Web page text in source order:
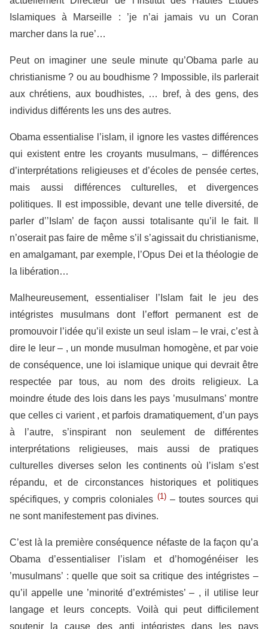
Islamiques à Marseille : ’je n’ai jamais vu un Coran
marcher dans la rue’…
Peut on imaginer une seule minute qu’Obama parle au
christianisme ? ou au boudhisme ? Impossible, ils parlerait
aux chrétiens, aux boudhistes, … bref, à des gens, des
individus différents les uns des autres.
Obama essentialise l’islam, il ignore les vastes différences
qui existent entre les croyants musulmans, – différences
d’interprétations religieuses et d’écoles de pensée certes,
mais aussi différences culturelles, et divergences
politiques. Il est impossible, devant une telle diversité, de
parler d’’Islam’ de façon aussi totalisante qu’il le fait. Il
n’oserait pas faire de même s’il s’agissait du christianisme,
en amalgamant, par exemple, l’Opus Dei et la théologie de
la libération…
Malheureusement, essentialiser l’Islam fait le jeu des
intégristes musulmans dont l’effort permanent est de
promouvoir l’idée qu’il existe un seul islam – le vrai, c’est à
dire le leur – , un monde musulman homogène, et par voie
de conséquence, une loi islamique unique qui devrait être
respectée par tous, au nom des droits religieux. La
moindre étude des lois dans les pays ’musulmans’ montre
que celles ci varient , et parfois dramatiquement, d’un pays
à l’autre, s’inspirant non seulement de différentes
interprétations religieuses, mais aussi de pratiques
culturelles diverses selon les continents où l’islam s’est
répandu, et de circonstances historiques et politiques
spécifiques, y compris coloniales (1)– toutes sources qui
ne sont manifestement pas divines.
C’est là la première conséquence néfaste de la façon qu’a
Obama d’essentialiser l’islam et d’homogénéiser les
’musulmans’ : quelle que soit sa critique des intégristes –
qu’il appelle une ’minorité d’extrémistes’ – , il utilise leur
langage et leurs concepts. Voilà qui peut difficilement
soutenir la cause des anti intégristes dans les pays